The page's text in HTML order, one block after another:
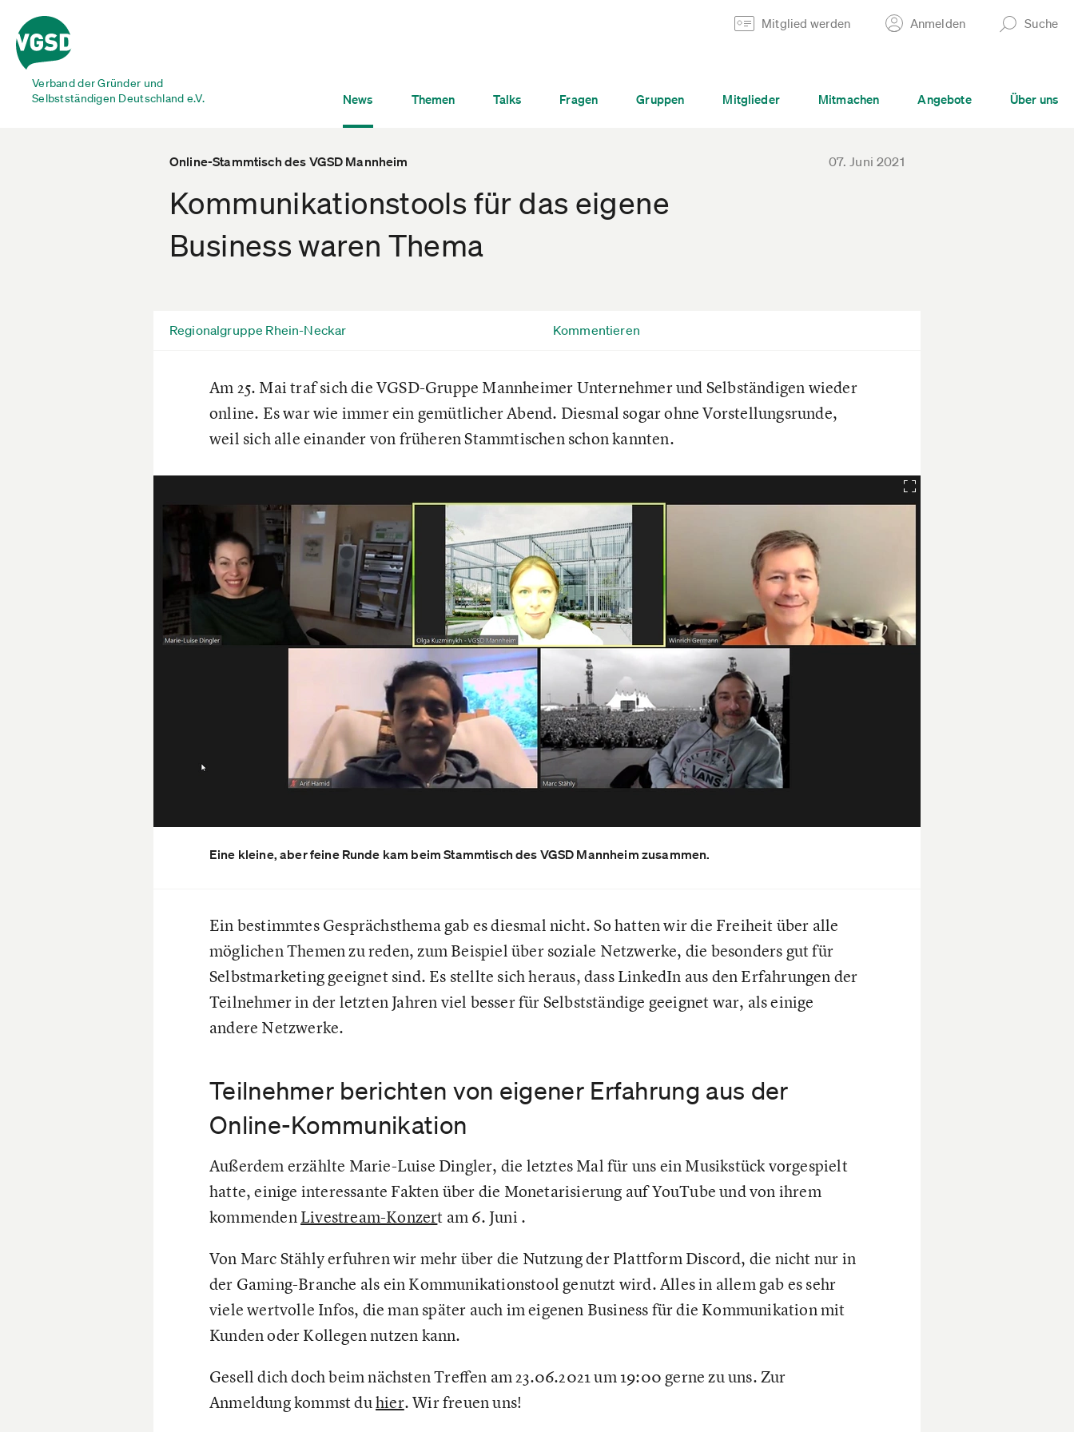
Verband der Gründer und
Selbstständigen Deutschland e.V.
Mitglied werden Anmelden Suche
News Themen Talks Fragen Gruppen Mitglieder Mitmachen Angebote Über uns
Online-Stammtisch des VGSD Mannheim
Kommunikationstools für das eigene
Business waren Thema
07. Juni 2021
Regionalgruppe Rhein-Neckar Kommentieren
Am 25. Mai traf sich die VGSD-Gruppe Mannheimer Unternehmer und Selbständigen wieder
online. Es war wie immer ein gemütlicher Abend. Diesmal sogar ohne Vorstellungsrunde,
weil sich alle einander von früheren Stammtischen schon kannten.
Eine kleine, aber feine Runde kam beim Stammtisch des VGSD Mannheim zusammen.
Ein bestimmtes Gesprächsthema gab es diesmal nicht. So hatten wir die Freiheit über alle
möglichen Themen zu reden, zum Beispiel über soziale Netzwerke, die besonders gut für
Selbstmarketing geeignet sind. Es stellte sich heraus, dass LinkedIn aus den Erfahrungen der
Teilnehmer in der letzten Jahren viel besser für Selbstständige geeignet war, als einige
andere Netzwerke.
Teilnehmer berichten von eigener Erfahrung aus der
Online-Kommunikation
Außerdem erzählte Marie-Luise Dingler, die letztes Mal für uns ein Musikstück vorgespielt
hatte, einige interessante Fakten über die Monetarisierung auf YouTube und von ihrem
kommendenLivestream-Konzert am 6. Juni .
Von Marc Stähly erfuhren wir mehr über die Nutzung der Plattform Discord, die nicht nur in
der Gaming-Branche als ein Kommunikationstool genutzt wird. Alles in allem gab es sehr
viele wertvolle Infos, die man später auch im eigenen Business für die Kommunikation mit
Kunden oder Kollegen nutzen kann.
Gesell dich doch beim nächsten Treffen am 23.06.2021 um 19:00 gerne zu uns. Zur
Anmeldung kommst duhier. Wir freuen uns!